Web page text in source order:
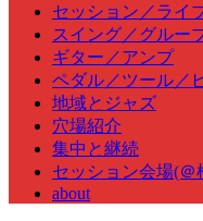
セッション／ライ
スイング／グルー
ギター／アンプ
ペダル／ツール／
地域とジャズ
穴場紹介
集中と継続
セッション会場(＠
about